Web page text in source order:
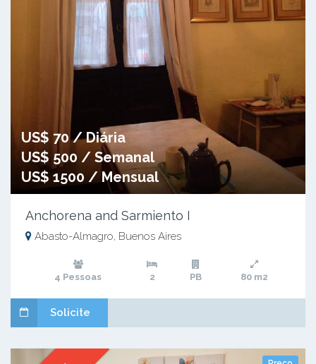
US$ 70 / Diária
US$ 500 / Semanal
US$ 1500 / Mensual
Anchorena and Sarmiento I
Abasto-Almagro, Buenos Aires
4 Pessoas 2 PB 80 m2
Solicite